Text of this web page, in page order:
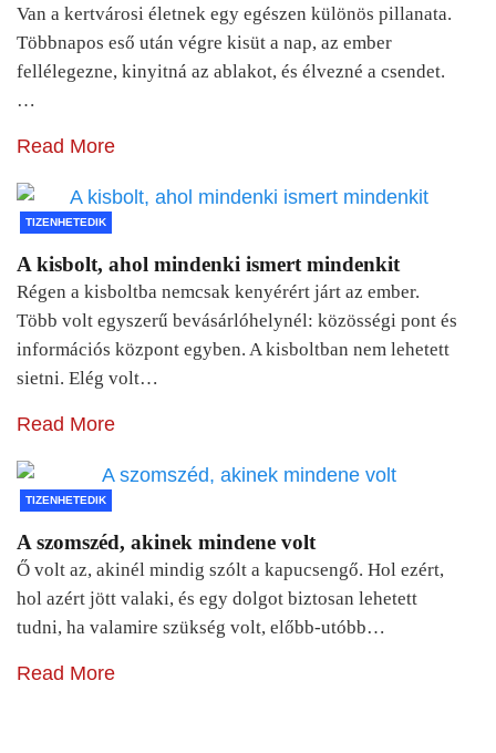
Van a kertvárosi életnek egy egészen különös pillanata.
Többnapos eső után végre kisüt a nap, az ember
fellélegezne, kinyitná az ablakot, és élvezné a csendet.
…
Read More
TIZENHETEDIK
A kisbolt, ahol mindenki ismert mindenkit
Régen a kisboltba nemcsak kenyérért járt az ember.
Több volt egyszerű bevásárlóhelynél: közösségi pont és
információs központ egyben. A kisboltban nem lehetett
sietni. Elég volt…
Read More
TIZENHETEDIK
A szomszéd, akinek mindene volt
Ő volt az, akinél mindig szólt a kapucsengő. Hol ezért,
hol azért jött valaki, és egy dolgot biztosan lehetett
tudni, ha valamire szükség volt, előbb-utóbb…
Read More